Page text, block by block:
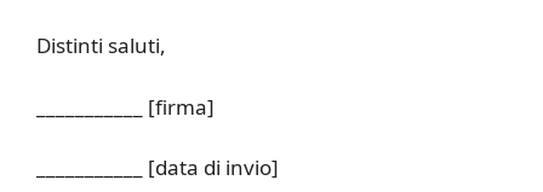
Distinti saluti,
___________ [firma]
___________ [data di invio]